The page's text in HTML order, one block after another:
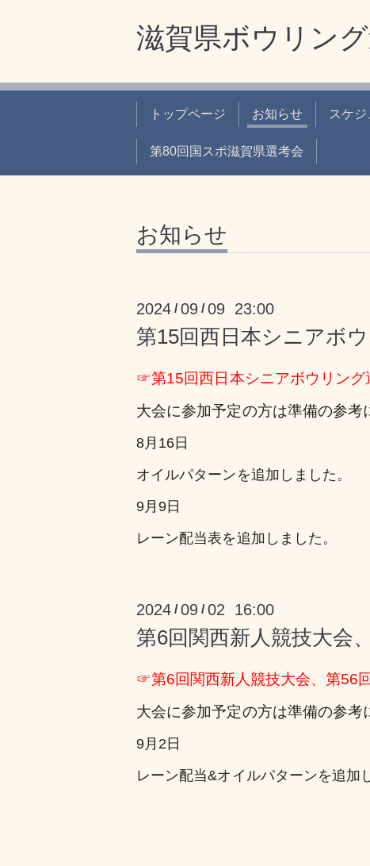
滋賀県ボウリン
トップページ お知らせ スケ
第80回国スポ滋賀県選考会
お知らせ
2024 /09 /09 23:00
第15回西日本シニアボ
☞第15回西日本シニアボウリング
大会に参加予定の方は準備の参考
8月16日
オイルパターンを追加しました。
9月9日
レーン配当表を追加しました。
2024 /09 /02 16:00
第6回関西新人競技大会
☞第6回関西新人競技大会、第56
大会に参加予定の方は準備の参考
9月2日
レーン配当&オイルパターンを追加